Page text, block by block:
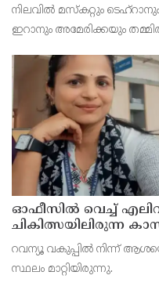
നിലവില്‍ മസ്‌കറ്റും
ഇറാനും അമേരിക്കയും
കാണുന്നത്.
ഓഫീസില്‍ വെച്ച്
ചികിത്സയിലിരുന്ന
സീനിയര്‍ ക്ലര്‍ക്ക് മരിച്ചു
റവന്യൂ വകുപ്പില്‍ നിന്ന്
സ്ഥലം മാറ്റിയിരുന്നു.